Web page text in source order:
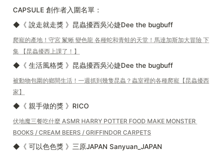
CAPSULE 創作者入圍名單：
◆《 說走就走獎 》昆蟲擾西吳沁婕Dee the bugbuff
爬寵的產地！守宮 鬣蜥 變色龍 各種蛇和青蛙的天堂！馬達加斯加大冒險 下
集 【昆蟲擾西上課了！】
◆《 生活風格獎 》昆蟲擾西吳沁婕Dee the bugbuff
被動物包圍的鄉間生活！一週抓到幾隻昆蟲？蟲室裡的各種爬寵【昆蟲擾西
家】
◆《 親手做的獎 》RICO
伏地魔三餐吃什麼 ASMR HARRY POTTER FOOD MAKE MONSTER
BOOKS / CREAM BEERS / GRIFFINDOR CARPETS
◆《 可以色色獎 》三原JAPAN Sanyuan_JAPAN